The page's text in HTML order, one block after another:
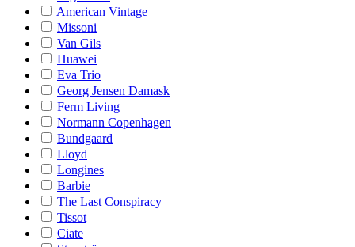
American Vintage
Missoni
Van Gils
Huawei
Eva Trio
Georg Jensen Damask
Ferm Living
Normann Copenhagen
Bundgaard
Lloyd
Longines
Barbie
The Last Conspiracy
Tissot
Ciate